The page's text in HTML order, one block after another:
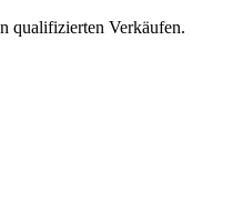
qualifizierten Verkäufen.